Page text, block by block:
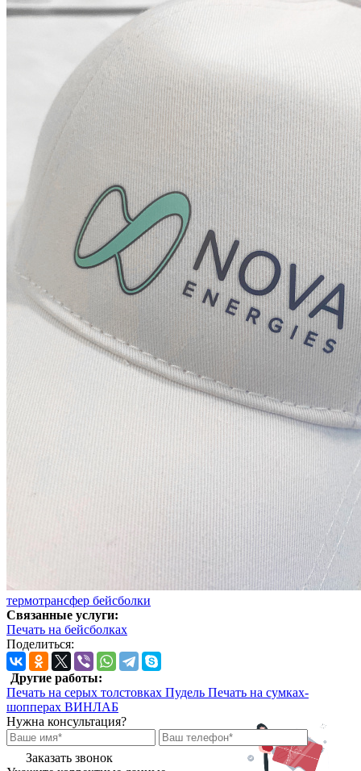
термотрансфер бейсболки
Связанные услуги:
Печать на бейсболках
Поделиться:
Другие работы:
Печать на серых толстовках Пудель Печать на сумках-
шопперах ВИНЛАБ
Нужна консультация?
Заказать звонок